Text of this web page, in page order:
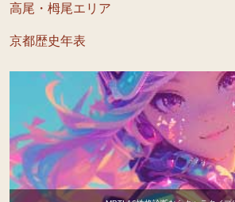
高尾・栂尾エリア
京都歴史年表